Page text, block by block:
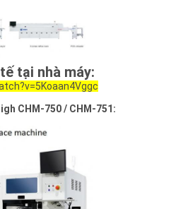
tại nhà máy:
CHM-750 / CHM-751: